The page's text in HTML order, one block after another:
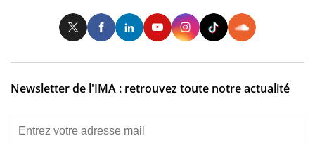
TwitterFacebookLinkedInYoutubeInstagram
Newsletter de l'IMA : retrouvez toute notre actualité